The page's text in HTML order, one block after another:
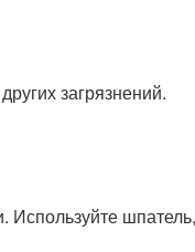
загрязнений.
Используйте